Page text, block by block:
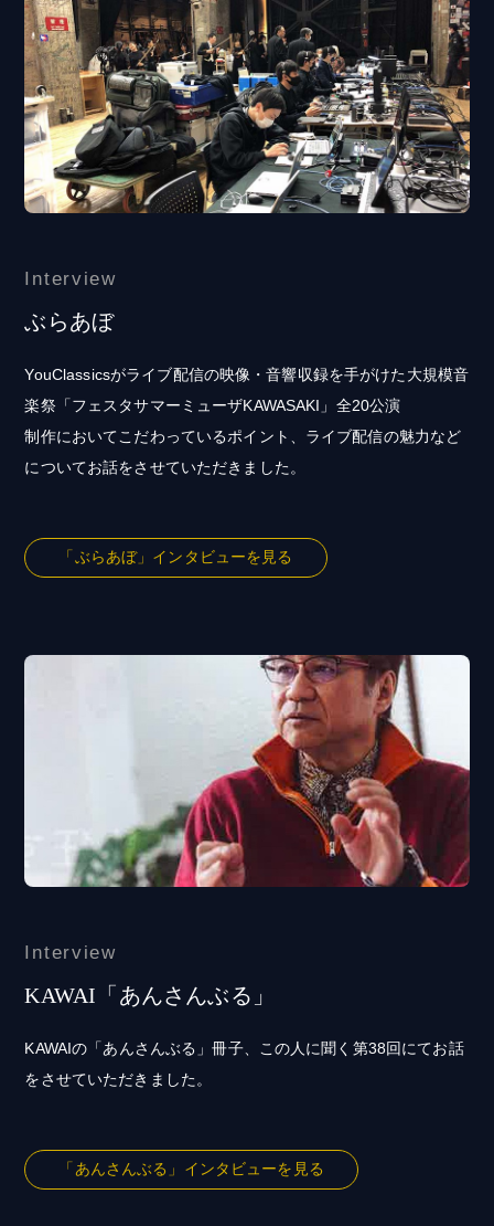
Interview
ぶらあぼ
YouClassicsがライブ配信の映像・音響収録を手がけた大規模音
楽祭「フェスタサマーミューザKAWASAKI」全20公演
制作においてこだわっているポイント、ライブ配信の魅力など
についてお話をさせていただきました。
「ぶらあぼ」インタビューを見る
Interview
KAWAI「あんさんぶる」
KAWAIの「あんさんぶる」冊子、この人に聞く第38回にてお話
をさせていただきました。
「あんさんぶる」インタビューを見る